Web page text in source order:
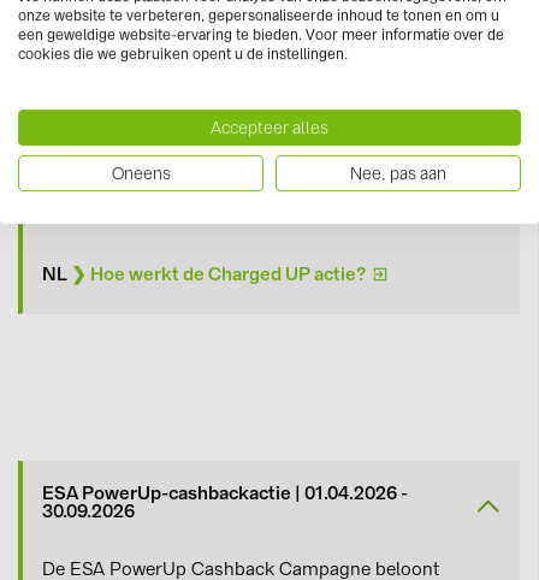
vaneen cashback van €1000,-.
Wanneer je drie of meer SolarEdge Home 48V-
batterijen en een 3 fase-Hub omvormer aanbiedt kun
jij nu een competitieve prijs aan jouw klanten geven
NL ❯ Hoe werkt de Charged UP actie?
ESA PowerUp-cashbackactie | 01.04.2026 -
30.09.2026
De ESA PowerUp Cashback Campagne beloont
onze website te verbeteren, gepersonaliseerde inhoud te tonen en om u
een geweldige website-ervaring te bieden. Voor meer informatie over de
cookies die we gebruiken opent u de instellingen.
Accepteer alles
Oneens Nee, pas aan